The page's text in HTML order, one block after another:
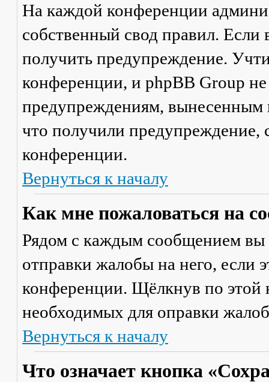
На каждой конференции
собственный свод правил.
получить предупреждение.
конференции, и phpBB Group
предупреждениям, вынесенным
что получили предупреждение,
конференции.
Вернуться к началу
Как мне пожаловаться на
Рядом с каждым сообщением вы
отправки жалобы на него, если
конференции. Щёлкнув по этой
необходимых для оправки
Вернуться к началу
Что означает кнопка